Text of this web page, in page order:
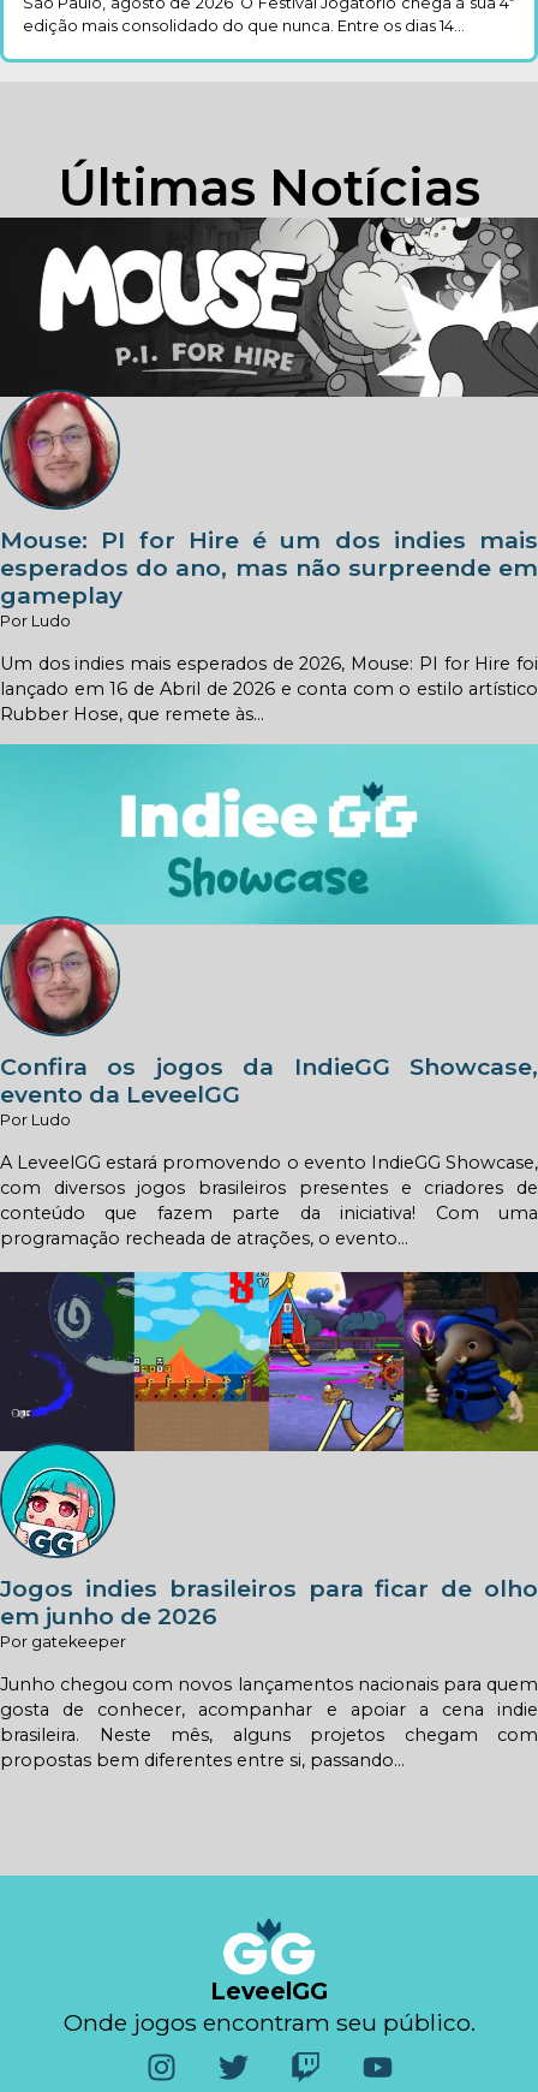
edição mais consolidado do que nunca. Entre os dias 14...
Últimas Notícias
Mouse: PI for Hire é um dos indies mais
esperados do ano, mas não surpreende em
gameplay
Por Ludo
Um dos indies mais esperados de 2026, Mouse: PI for Hire foi
lançado em 16 de Abril de 2026 e conta com o estilo artístico
Rubber Hose, que remete às...
Confira os jogos da IndieGG Showcase,
evento da LeveelGG
Por Ludo
A LeveelGG estará promovendo o evento IndieGG Showcase,
com diversos jogos brasileiros presentes e criadores de
conteúdo que fazem parte da iniciativa! Com uma
programação recheada de atrações, o evento...
Jogos indies brasileiros para ficar de olho
em junho de 2026
Por gatekeeper
Junho chegou com novos lançamentos nacionais para quem
gosta de conhecer, acompanhar e apoiar a cena indie
brasileira. Neste mês, alguns projetos chegam com
propostas bem diferentes entre si, passando...
LeveelGG
Onde jogos encontram seu público.